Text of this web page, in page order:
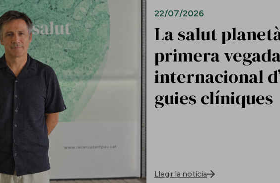
22/07/2026
La salut
primera
internacional
guies clíniques
Llegir la notícia